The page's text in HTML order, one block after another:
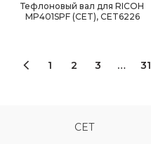
Тефлоновый вал для RICOH
MP401SPF (CET), CET6226
1 2 3 … 31
CET